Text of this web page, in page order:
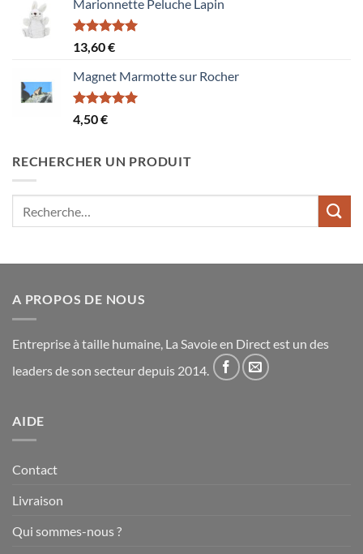
Marionnette Peluche Lapin
Note5.00
sur 5
13,60€
Magnet Marmotte sur Rocher
Note5.00
sur 5
4,50€
RECHERCHER UN PRODUIT
A PROPOS DE NOUS
Entreprise à taille humaine, La Savoie en Direct est un des
leaders de son secteur depuis 2014.
AIDE
Contact
Livraison
Qui sommes-nous ?